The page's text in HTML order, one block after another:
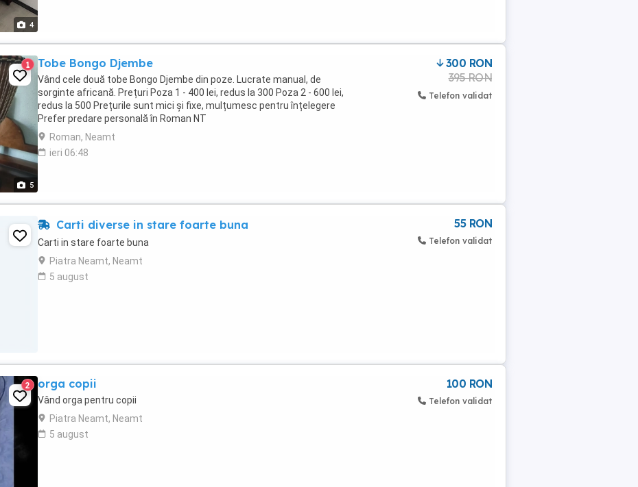
4
5
1 Tobe Bongo Djembe
Vând cele două tobe Bongo Djembe din poze. Lucrate manual, de
sorginte africană. Prețuri Poza 1 - 400 lei, redus la 300 Poza 2 - 600 lei,
redus la 500 Prețurile sunt mici și fixe, mulțumesc pentru înțelegere
Prefer predare personală în Roman NT
Roman, Neamt
ieri 06:48
300 RON
395 RON
Telefon validat
Carti diverse in stare foarte buna
Carti in stare foarte buna
Piatra Neamt, Neamt
5 august
55 RON
Telefon validat
2 orga copii
Vând orga pentru copii
Piatra Neamt, Neamt
5 august
100 RON
Telefon validat